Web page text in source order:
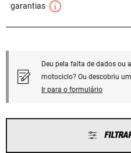
garantias
Deu pela falta de dados ou
motociclo? Ou descobriu
Ir para o formulário